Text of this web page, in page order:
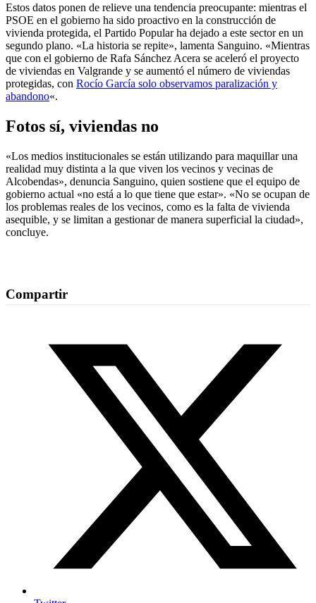
Estos datos ponen de relieve una tendencia preocupante: mientras el
PSOE en el gobierno ha sido proactivo en la construcción de
vivienda protegida, el Partido Popular ha dejado a este sector en un
segundo plano. «La historia se repite», lamenta Sanguino. «Mientras
que con el gobierno de Rafa Sánchez Acera se aceleró el proyecto
de viviendas en Valgrande y se aumentó el número de viviendas
protegidas, con Rocío García solo observamos paralización y
abandono«.
Fotos sí, viviendas no
«Los medios institucionales se están utilizando para maquillar una
realidad muy distinta a la que viven los vecinos y vecinas de
Alcobendas», denuncia Sanguino, quien sostiene que el equipo de
gobierno actual «no está a lo que tiene que estar». «No se ocupan de
los problemas reales de los vecinos, como es la falta de vivienda
asequible, y se limitan a gestionar de manera superficial la ciudad»,
concluye.
Compartir